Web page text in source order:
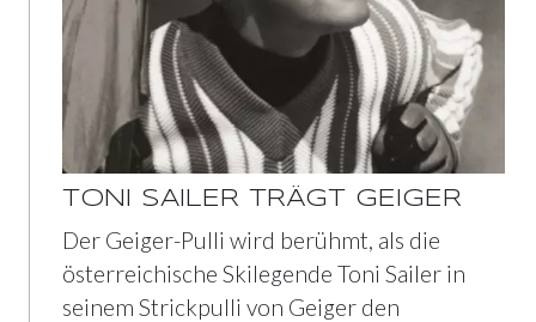
TONI SAILER TRÄGT GEIGER
Der Geiger-Pulli wird berühmt, als die
österreichische Skilegende Toni Sailer in
seinem Strickpulli von Geiger den